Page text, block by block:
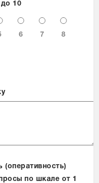
10
6 7 8
(оперативность)
по шкале от 1